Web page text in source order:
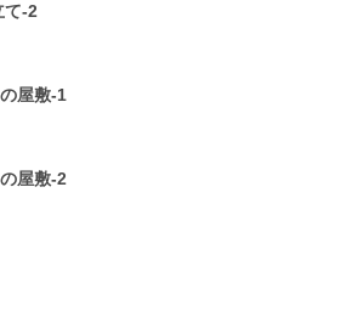
て-2
屋敷-1
屋敷-2